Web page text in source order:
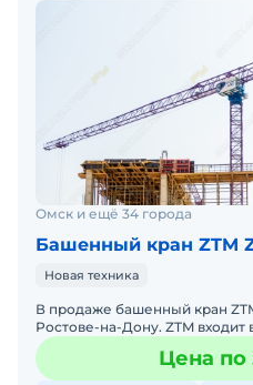
Омск и ещё 34 города
Башенный кран ZTM
Новая техника
В продаже башенный кран
Ростове-на-Дону. ZTM
производителей башенных
предлагает к покупкеЦена по